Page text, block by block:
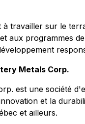
travailler sur le
aux programmes
Metals Corp.
est une société
et la
et ailleurs.